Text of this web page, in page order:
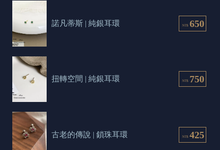
NT$ 650
諾凡蒂斯 | 純銀耳環
NT$ 750
扭轉空間 | 純銀耳環
NT$ 425
古老的傳說 | 鎖珠耳環